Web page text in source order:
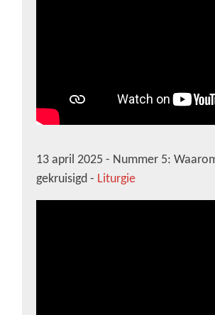
13 april 2025 - Nummer 5:
gekruisigd - Liturgie